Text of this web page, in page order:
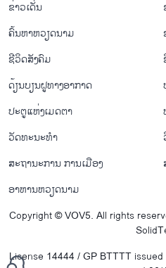
ຂ່າວເດັ່ນ
ຄົ້ນຫາຫວຽດນາມ
ຊີ​ວິດ​ສັງ​ຄົມ
ດ້ຽນບຽນ​ຝູທາງ​ອາກາດ
ປະຕູແຫ່ງເມດຕາ
ວັດທະນະທໍາ
ສະຖານະການ ການເມືອງ
ອາຫານຫວຽດນາມ
Copyright © VOV5. All rights
License 14444 / GP BTTTT